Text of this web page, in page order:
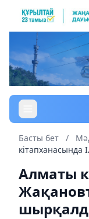
Басты бет /
кітапханасында
Алматы